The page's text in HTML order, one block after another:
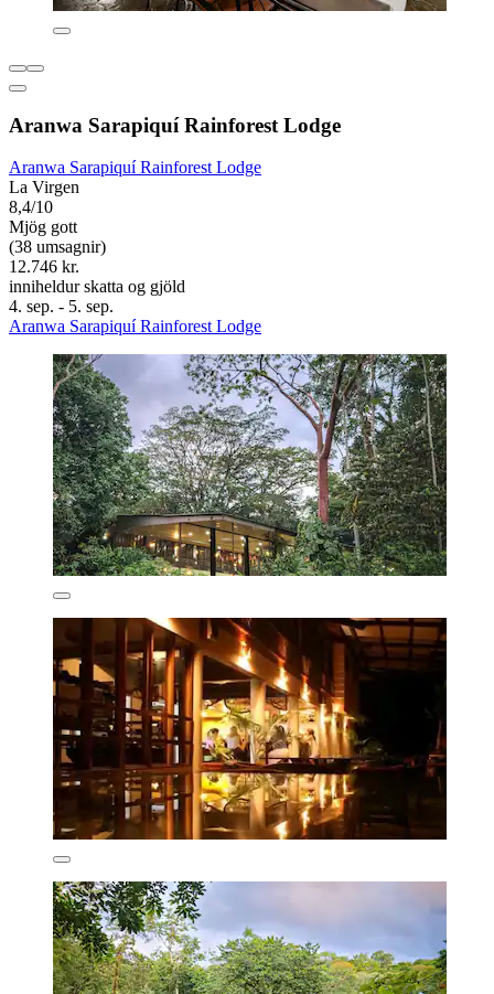
Aranwa Sarapiquí Rainforest Lodge
Aranwa Sarapiquí Rainforest Lodge
La Virgen
8,4/10
Mjög gott
(38 umsagnir)
12.746 kr.
inniheldur skatta og gjöld
4. sep. - 5. sep.
Aranwa Sarapiquí Rainforest Lodge